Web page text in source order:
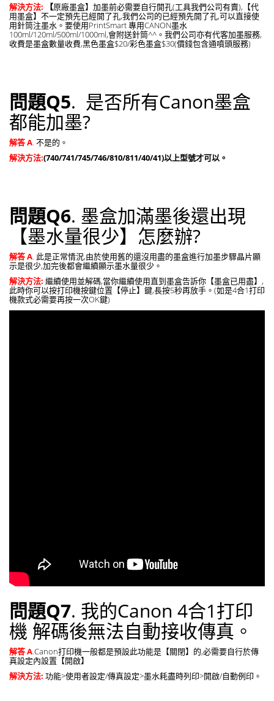
解決方法: 【原廠墨盒】加墨前必需要自行開孔(工具我們公司有賣),【代
用墨盒】不一定預先已經開了孔,我們公司的已經預先開了孔,可以直接使
用針筒注墨水。要使用PrintSmart 專用CANON墨水
100ml/120ml/500ml/1000ml,會附送針筒^^。我們公司亦有代客加墨服務,
收費是墨盒數量收費,黑色墨盒$20/彩色墨盒$30(價錢包含通噴頭服務)
問題Q5. 是否所有Canon墨盒
都能加墨?
解答 A. 不是的。
解決方法:(740/741/745/746/810/811/40/41)以上型號才可以。
問題Q6. 墨盒加滿墨後還出現
【墨水量很少】怎麼辦?
解答 A. 此是正常情況,由於使用舊的還沒用盡的墨盒進行加墨步驟晶片顯
示是很少,加完後都會繼續顯示墨水量很少。
解決方法: 繼續使用並解碼,當你繼續使用直到墨盒告訴你【墨盒已用盡】,
此時你可以按打印機按鍵位置【停止】鍵,長按5秒再放手。(如是4合1打印
機款式必需要再按一次OK鍵)
問題Q7. 我的Canon 4合1打印
機 解碼後無法自動接收傳真。
解答 A.Canon打印機一般都是預設此功能是【關閉】的,必需要自行於傳
真設定內設置【開啟】
解決方法: 功能>使用者設定/傳真設定>墨水耗盡時列印>開啟/自動例印。